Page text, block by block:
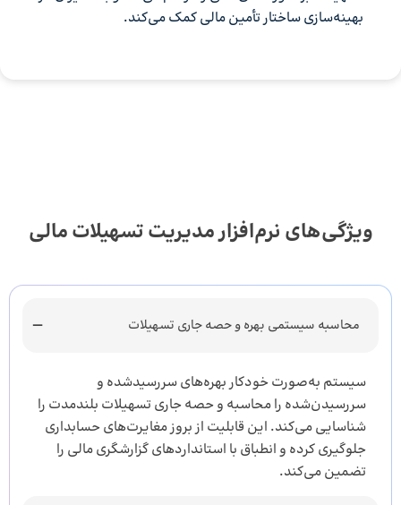
بهینه‌سازی ساختار تأمین مالی کمک می‌کند.
ویژگی‌های نرم‌افزار مدیریت تسهیلات مالی
محاسبه سیستمی بهره و حصه جاری تسهیلات
سیستم به‌صورت خودکار بهره‌های سررسیدشده و
سررسیدن‌شده را محاسبه و حصه جاری تسهیلات بلندمدت را
شناسایی می‌کند. این قابلیت از بروز مغایرت‌های حسابداری
جلوگیری کرده و انطباق با استانداردهای گزارشگری مالی را
تضمین می‌کند.